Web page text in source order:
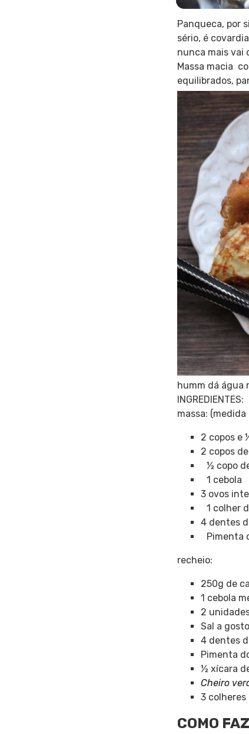
Panqueca, por
sério, é
nunca mais vai
Massa macia
equilibrados,
humm dá água
INGREDIENTES:
massa:
2 copos e
2 copos
½ copo
1 cebola
3 ovos
1 colher
4 dentes
Pimenta
recheio:
250g de
1 cebola
2
Sal a gosto
4 dentes
Pimenta
½ xícara
Cheiro
3 colheres
COMO